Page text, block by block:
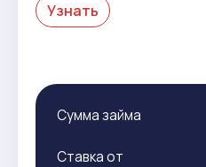
Узнать
Сумма займа
Ставка от